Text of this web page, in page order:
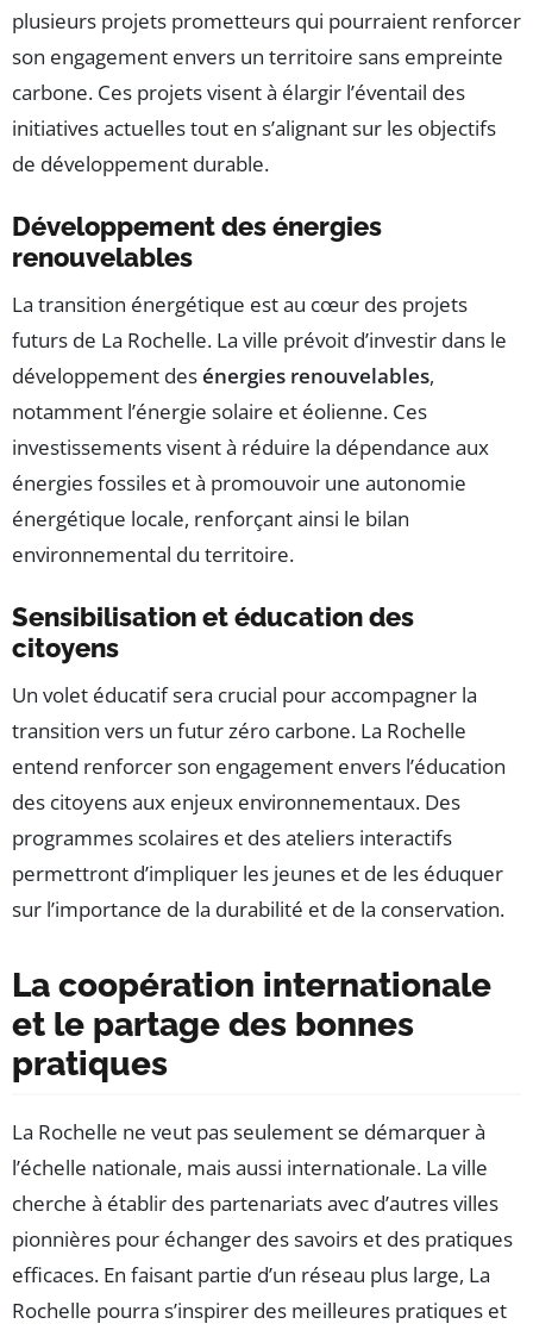
plusieurs projets prometteurs qui pourraient renforcer
son engagement envers un territoire sans empreinte
carbone. Ces projets visent à élargir l’éventail des
initiatives actuelles tout en s’alignant sur les objectifs
de développement durable.
Développement des énergies
renouvelables
La transition énergétique est au cœur des projets
futurs de La Rochelle. La ville prévoit d’investir dans le
développement desénergies renouvelables,
notamment l’énergie solaire et éolienne. Ces
investissements visent à réduire la dépendance aux
énergies fossiles et à promouvoir une autonomie
énergétique locale, renforçant ainsi le bilan
environnemental du territoire.
Sensibilisation et éducation des
citoyens
Un volet éducatif sera crucial pour accompagner la
transition vers un futur zéro carbone. La Rochelle
entend renforcer son engagement envers l’éducation
des citoyens aux enjeux environnementaux. Des
programmes scolaires et des ateliers interactifs
permettront d’impliquer les jeunes et de les éduquer
sur l’importance de la durabilité et de la conservation.
La coopération internationale
et le partage des bonnes
pratiques
La Rochelle ne veut pas seulement se démarquer à
l’échelle nationale, mais aussi internationale. La ville
cherche à établir des partenariats avec d’autres villes
pionnières pour échanger des savoirs et des pratiques
efficaces. En faisant partie d’un réseau plus large, La
Rochelle pourra s’inspirer des meilleures pratiques et